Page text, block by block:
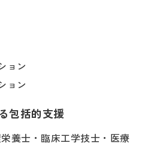
ョン
ョン
包括的支援
養士・臨床工学技士・医療